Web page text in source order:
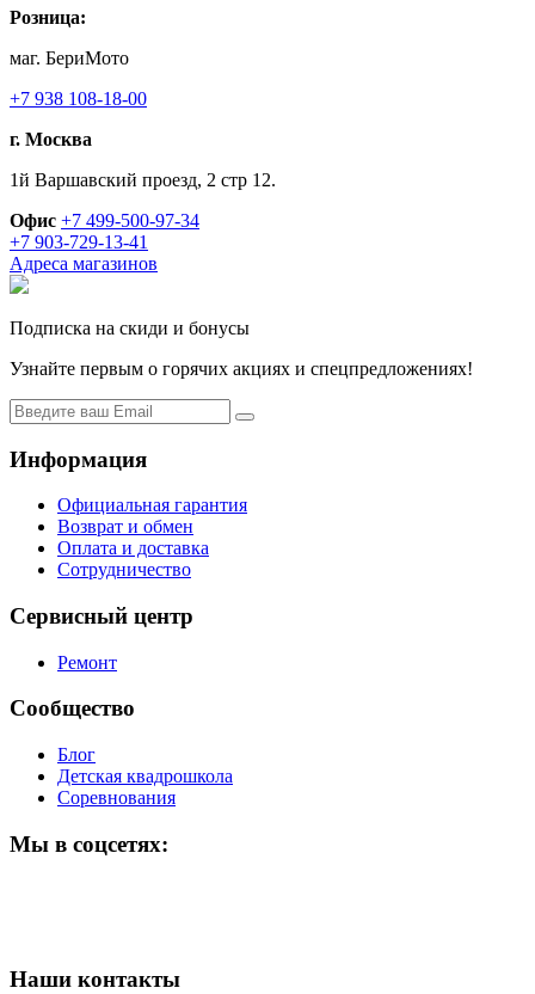
Розница:
маг. БериМото
+7 938 108-18-00
г. Москва
1й Варшавский проезд, 2 стр 12.
Офис +7 499-500-97-34
+7 903-729-13-41
Адреса магазинов
Подписка на скиди и бонусы
Узнайте первым о горячих акциях и спецпредложениях!
Информация
Официальная гарантия
Возврат и обмен
Оплата и доставка
Сотрудничество
Сервисный центр
Ремонт
Сообщество
Блог
Детская квадрошкола
Соревнования
Мы в соцсетях:
Наши контакты